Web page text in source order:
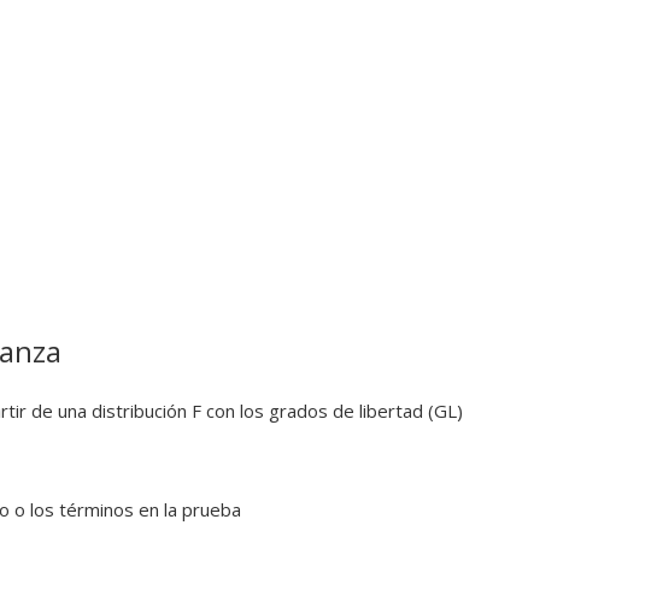
de una distribución F con los grados de libertad (GL)
o los términos en la prueba